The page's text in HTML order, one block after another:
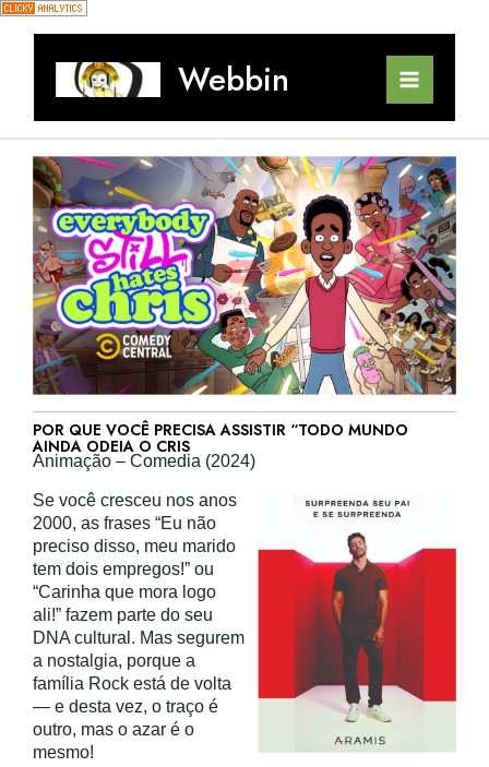
para
o
conteúdo
Webbin
Main
Menu
POR QUE VOCÊ PRECISA ASSISTIR “TODO MUNDO
AINDA ODEIA O CRIS
Animação – Comedia (2024)
Se você cresceu nos anos
2000, as frases “Eu não
preciso disso, meu marido
tem dois empregos!” ou
“Carinha que mora logo
ali!” fazem parte do seu
DNA cultural. Mas segurem
a nostalgia, porque a
família Rock está de volta
— e desta vez, o traço é
outro, mas o azar é o
mesmo!